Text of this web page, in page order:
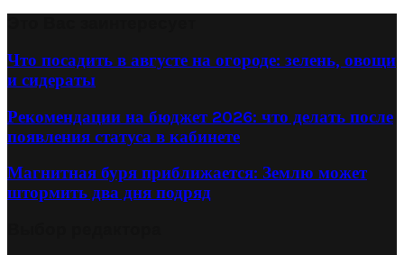
Что посадить в августе на огороде: зелень, овощи
и сидераты
Рекомендации на бюджет 2026: что делать после
появления статуса в кабинете
Магнитная буря приближается: Землю может
штормить два дня подряд